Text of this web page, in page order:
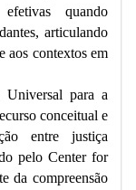
quando
articulando
aos contextos em
Universal para a
conceitual e
entre justiça
pelo Center for
da compreensão